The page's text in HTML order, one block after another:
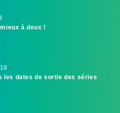
à deux !
les dates de sortie des séries